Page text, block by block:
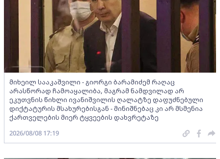
მიხეილ სააკაშვილი - გიორგი ბარამიძემ რაღაც
არასწორად ჩამოაყალიბა, მაგრამ ნამდვილად არ
ეკუთვნის წიხლი ივანიშვილის ღალატზე დაფუძნებული
დიქტატურის მსახურებისგან - მინიშნებაც კი არ მსმენია
ქართველების მიერ ტყვეების დახვრეტაზე
2026/08/08 17:19